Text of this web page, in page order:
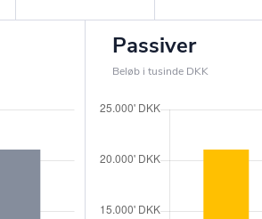
Passiver
Beløb i tusinde DKK